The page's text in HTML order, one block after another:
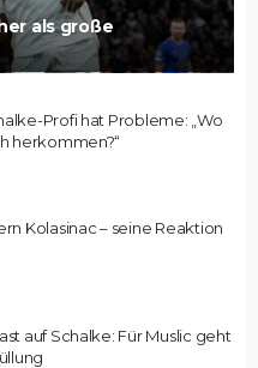
als große
Profi hat Probleme: „Wo
herkommen?“
Kolasinac – seine Reaktion
auf Schalke: Für Muslic geht